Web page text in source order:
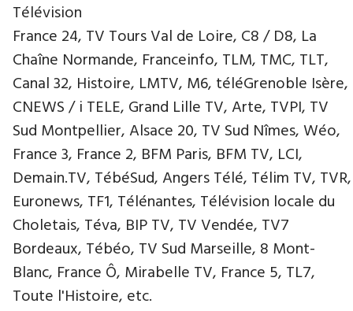
Télévision
France 24, TV Tours Val de Loire, C8 / D8, La
Chaîne Normande, Franceinfo, TLM, TMC, TLT,
Canal 32, Histoire, LMTV, M6, téléGrenoble Isère,
CNEWS / i TELE, Grand Lille TV, Arte, TVPI, TV
Sud Montpellier, Alsace 20, TV Sud Nîmes, Wéo,
France 3, France 2, BFM Paris, BFM TV, LCI,
Demain.TV, TébéSud, Angers Télé, Télim TV, TVR,
Euronews, TF1, Télénantes, Télévision locale du
Choletais, Téva, BIP TV, TV Vendée, TV7
Bordeaux, Tébéo, TV Sud Marseille, 8 Mont-
Blanc, France Ô, Mirabelle TV, France 5, TL7,
Toute l'Histoire, etc.